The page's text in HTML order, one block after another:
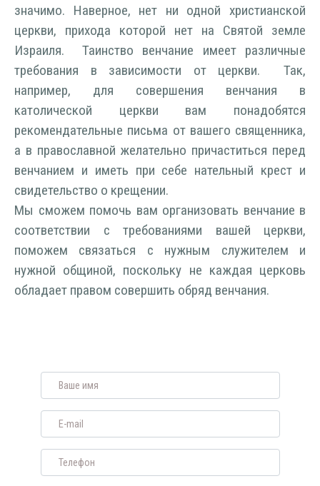
значимо. Наверное, нет ни одной христианской
церкви, прихода которой нет на Святой земле
Израиля. Таинство венчание имеет различные
требования в зависимости от церкви. Так,
например, для совершения венчания в
католической церкви вам понадобятся
рекомендательные письма от вашего священника,
а в православной желательно причаститься перед
венчанием и иметь при себе нательный крест и
свидетельство о крещении.
Мы сможем помочь вам организовать венчание в
соответствии с требованиями вашей церкви,
поможем связаться с нужным служителем и
нужной общиной, поскольку не каждая церковь
обладает правом совершить обряд венчания.